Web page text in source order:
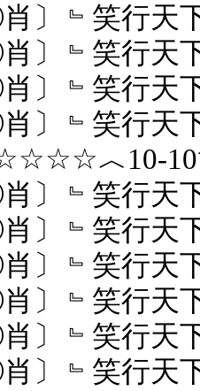
〕﹄笑行天
〕﹄笑行天
〕﹄笑行天
〕﹄笑行天
〕﹄笑行天
〕﹄笑行天
〕﹄笑行天
〕﹄笑行天
〕﹄笑行天
〕﹄笑行天